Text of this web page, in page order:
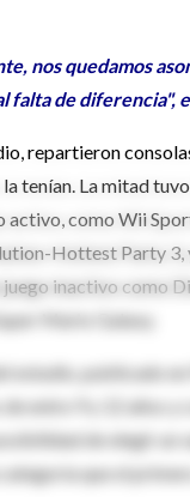
nos quedamos
falta de diferencia",
repartieron
la tenían. La mitad
activo, como Wii
Hottest Party 3,
inactivo como
Mario Galaxy.
estudio, publicado
entre 9 y 12 años y
de elegir un
que el primero.